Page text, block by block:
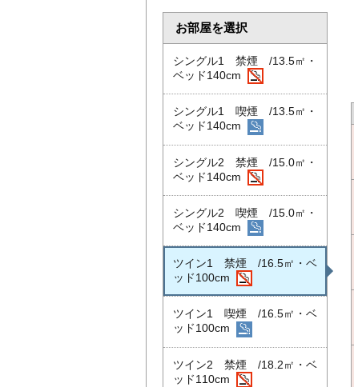
お部屋を選択
シングル1 禁煙 /13.5㎡・
ベッド140cm
シングル1 喫煙 /13.5㎡・
ベッド140cm
シングル2 禁煙 /15.0㎡・
ベッド140cm
シングル2 喫煙 /15.0㎡・
ベッド140cm
ツイン1 禁煙 /16.5㎡・ベ
ッド100cm
ツイン1 喫煙 /16.5㎡・ベ
ッド100cm
ツイン2 禁煙 /18.2㎡・ベ
ッド110cm